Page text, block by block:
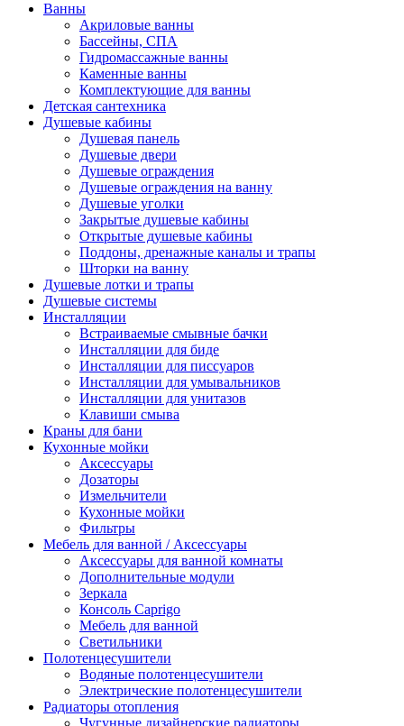
Ванны
Акриловые ванны
Бассейны, СПА
Гидромассажные ванны
Каменные ванны
Комплектующие для ванны
Детская сантехника
Душевые кабины
Душевая панель
Душевые двери
Душевые ограждения
Душевые ограждения на ванну
Душевые уголки
Закрытые душевые кабины
Открытые душевые кабины
Поддоны, дренажные каналы и трапы
Шторки на ванну
Душевые лотки и трапы
Душевые системы
Инсталляции
Встраиваемые смывные бачки
Инсталляции для биде
Инсталляции для писсуаров
Инсталляции для умывальников
Инсталляции для унитазов
Клавиши смыва
Краны для бани
Кухонные мойки
Аксессуары
Дозаторы
Измельчители
Кухонные мойки
Фильтры
Мебель для ванной / Аксессуары
Аксессуары для ванной комнаты
Дополнительные модули
Зеркала
Консоль Caprigo
Мебель для ванной
Светильники
Полотенцесушители
Водяные полотенцесушители
Электрические полотенцесушители
Радиаторы отопления
Чугунные дизайнерские радиаторы